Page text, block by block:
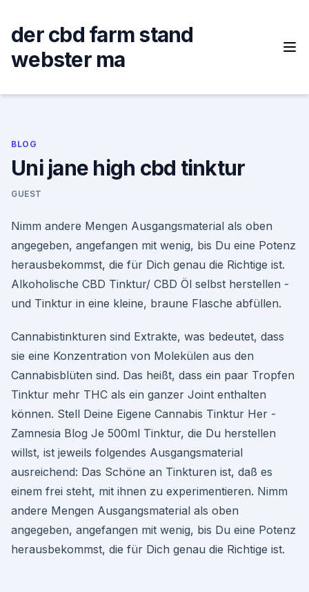
content
der cbd farm stand
webster ma
BLOG
Uni jane high cbd tinktur
GUEST
Nimm andere Mengen Ausgangsmaterial als oben
angegeben, angefangen mit wenig, bis Du eine Potenz
herausbekommst, die für Dich genau die Richtige ist.
Alkoholische CBD Tinktur/ CBD Öl selbst herstellen -
und Tinktur in eine kleine, braune Flasche abfüllen.
Cannabistinkturen sind Extrakte, was bedeutet, dass
sie eine Konzentration von Molekülen aus den
Cannabisblüten sind. Das heißt, dass ein paar Tropfen
Tinktur mehr THC als ein ganzer Joint enthalten
können. Stell Deine Eigene Cannabis Tinktur Her -
Zamnesia Blog Je 500ml Tinktur, die Du herstellen
willst, ist jeweils folgendes Ausgangsmaterial
ausreichend: Das Schöne an Tinkturen ist, daß es
einem frei steht, mit ihnen zu experimentieren. Nimm
andere Mengen Ausgangsmaterial als oben
angegeben, angefangen mit wenig, bis Du eine Potenz
herausbekommst, die für Dich genau die Richtige ist.